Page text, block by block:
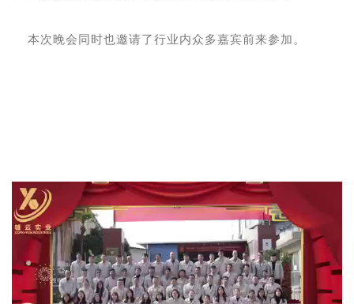
本次晚会同时也邀请了行业内众多嘉宾前来参加。